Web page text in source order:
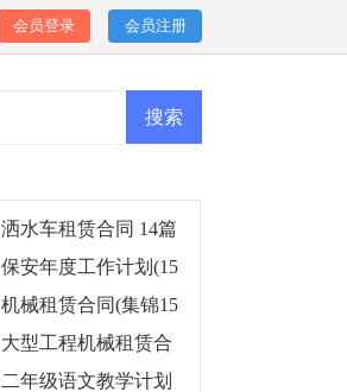
会员登录 会员注册
洒水车租赁合同 14篇
保安年度工作计划(15
篇)
机械租赁合同(集锦15
篇)
大型工程机械租赁合
同
二年级语文教学计划